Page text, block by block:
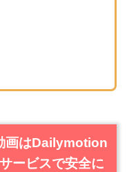
画はDailymotion
ービスで安全に